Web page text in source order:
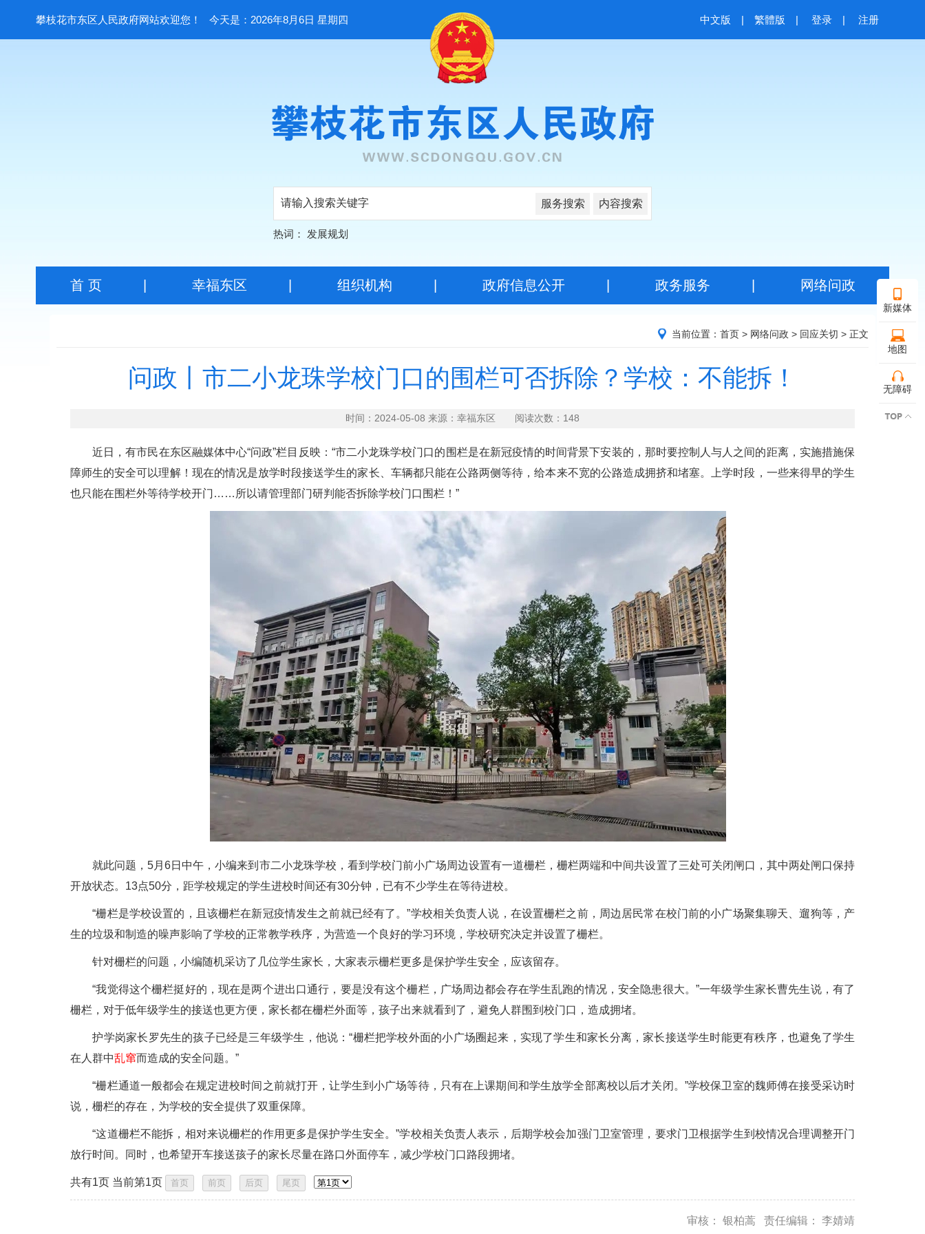
攀枝花市东区人民政府网站欢迎您！ 今天是：2026年8月6日 星期四 中文版 | 繁體版 | 登录 | 注册
服务搜索 内容搜索
热词： 发展规划
新媒体
地图
无障碍
首 页| 幸福东区 组织机构 政府信息公开| 政务服务 网络问政
当前位置： 首页 > 网络问政 > 回应关切 > 正文
问政丨市二小龙珠学校门口的围栏可否拆除？学校：不能拆！
时间：2024-05-08 来源：幸福东区 阅读次数： 148
近日，有市民在东区融媒体中心“问政”栏目反映：“市二小龙珠学校门口的围栏是在新冠疫情的时间背景下安装的，那时要控制人与人之间的距离，实施措施保
障师生的安全可以理解！现在的情况是放学时段接送学生的家长、车辆都只能在公路两侧等待，给本来不宽的公路造成拥挤和堵塞。上学时段，一些来得早的学生
也只能在围栏外等待学校开门……所以请管理部门研判能否拆除学校门口围栏！”
就此问题，5月6日中午，小编来到市二小龙珠学校，看到学校门前小广场周边设置有一道栅栏，栅栏两端和中间共设置了三处可关闭闸口，其中两处闸口保持
开放状态。13点50分，距学校规定的学生进校时间还有30分钟，已有不少学生在等待进校。
“栅栏是学校设置的，且该栅栏在新冠疫情发生之前就已经有了。”学校相关负责人说，在设置栅栏之前，周边居民常在校门前的小广场聚集聊天、遛狗等，产
生的垃圾和制造的噪声影响了学校的正常教学秩序，为营造一个良好的学习环境，学校研究决定并设置了栅栏。
针对栅栏的问题，小编随机采访了几位学生家长，大家表示栅栏更多是保护学生安全，应该留存。
“我觉得这个栅栏挺好的，现在是两个进出口通行，要是没有这个栅栏，广场周边都会存在学生乱跑的情况，安全隐患很大。”一年级学生家长曹先生说，有了
栅栏，对于低年级学生的接送也更方便，家长都在栅栏外面等，孩子出来就看到了，避免人群围到校门口，造成拥堵。
护学岗家长罗先生的孩子已经是三年级学生，他说：“栅栏把学校外面的小广场圈起来，实现了学生和家长分离，家长接送学生时能更有秩序，也避免了学生
在人群中乱窜而造成的安全问题。”
“栅栏通道一般都会在规定进校时间之前就打开，让学生到小广场等待，只有在上课期间和学生放学全部离校以后才关闭。”学校保卫室的魏师傅在接受采访时
说，栅栏的存在，为学校的安全提供了双重保障。
“这道栅栏不能拆，相对来说栅栏的作用更多是保护学生安全。”学校相关负责人表示，后期学校会加强门卫室管理，要求门卫根据学生到校情况合理调整开门
放行时间。同时，也希望开车接送孩子的家长尽量在路口外面停车，减少学校门口路段拥堵。
共有1页 当前第1页
审核： 银柏蒿 责任编辑： 李婧靖